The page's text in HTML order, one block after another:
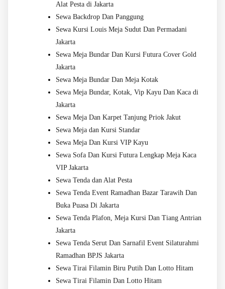
Alat Pesta di Jakarta
Sewa Backdrop Dan Panggung
Sewa Kursi Louis Meja Sudut Dan Permadani
Jakarta
Sewa Meja Bundar Dan Kursi Futura Cover Gold
Jakarta
Sewa Meja Bundar Dan Meja Kotak
Sewa Meja Bundar, Kotak, Vip Kayu Dan Kaca di
Jakarta
Sewa Meja Dan Karpet Tanjung Priok Jakut
Sewa Meja dan Kursi Standar
Sewa Meja Dan Kursi VIP Kayu
Sewa Sofa Dan Kursi Futura Lengkap Meja Kaca
VIP Jakarta
Sewa Tenda dan Alat Pesta
Sewa Tenda Event Ramadhan Bazar Tarawih Dan
Buka Puasa Di Jakarta
Sewa Tenda Plafon, Meja Kursi Dan Tiang Antrian
Jakarta
Sewa Tenda Serut Dan Sarnafil Event Silaturahmi
Ramadhan BPJS Jakarta
Sewa Tirai Filamin Biru Putih Dan Lotto Hitam
Sewa Tirai Filamin Dan Lotto Hitam